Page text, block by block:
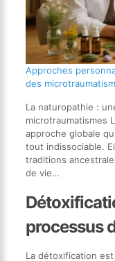
Approches
des
La naturopathie :
microtraumatismes
approche globale
tout indissociable.
traditions
de vie…
processus
La détoxification